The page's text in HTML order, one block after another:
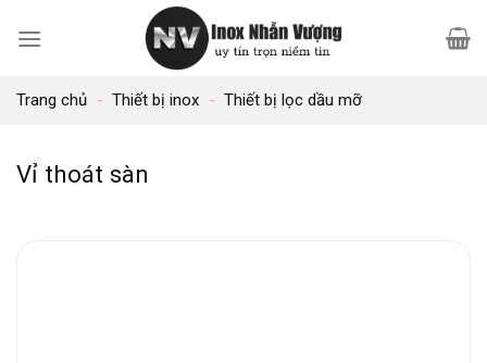
qua
dungTrang chủ - Thiết bị inox - Thiết bị lọc dầu mỡ
Vỉ thoát sàn